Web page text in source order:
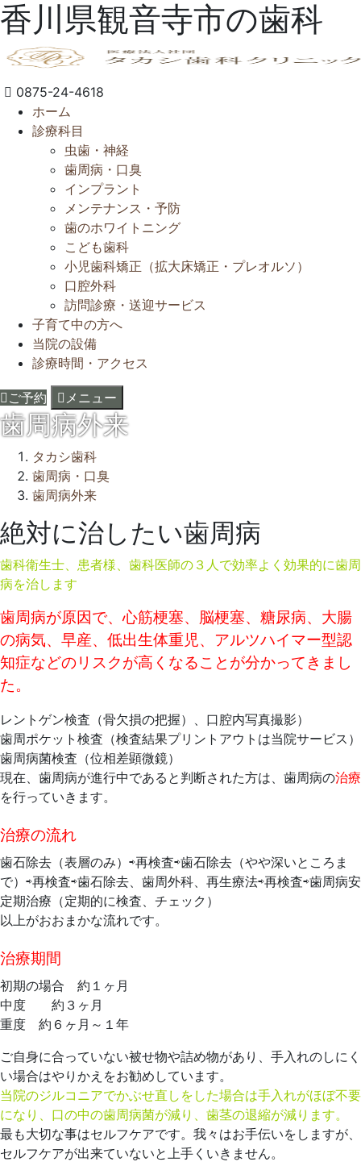
香川県観音寺市の歯科
0875-24-4618
ホーム
診療科目
虫歯・神経
歯周病・口臭
インプラント
メンテナンス・予防
歯のホワイトニング
こども歯科
小児歯科矯正（拡大床矯正・プレオルソ）
口腔外科
訪問診療・送迎サービス
子育て中の方へ
当院の設備
診療時間・アクセス
ご予約 メニュー
歯周病外来
タカシ歯科
歯周病・口臭
歯周病外来
2022
年
6
29
日
絶対に治したい歯周病
歯科衛生士、患者様、歯科医師の３人で効率よく効果的に歯周
病を治します
歯周病が原因で、心筋梗塞、脳梗塞、糖尿病、大腸
の病気、早産、低出生体重児、アルツハイマー型認
知症などのリスクが高くなることが分かってきまし
た。
レントゲン検査（骨欠損の把握）、口腔内写真撮影）
歯周ポケット検査（検査結果プリントアウトは当院サービス）
歯周病菌検査（位相差顕微鏡）
現在、歯周病が進行中であると判断された方は、歯周病の治療
を行っていきます。
治療の流れ
歯石除去（表層のみ）⇨再検査⇨歯石除去（やや深いところま
で）⇨再検査⇨歯石除去、歯周外科、再生療法⇨再検査⇨歯周病安
定期治療（定期的に検査、チェック）
以上がおおまかな流れです。
治療期間
初期の場合 約１ヶ月
中度 約３ヶ月
重度 約６ヶ月～１年
ご自身に合っていない被せ物や詰め物があり、手入れのしにく
い場合はやりかえをお勧めしています。
当院のジルコニアでかぶせ直しをした場合は手入れがほぼ不要
になり、口の中の歯周病菌が減り、歯茎の退縮が減ります。
最も大切な事はセルフケアです。我々はお手伝いをしますが、
セルフケアが出来ていないと上手くいきません。